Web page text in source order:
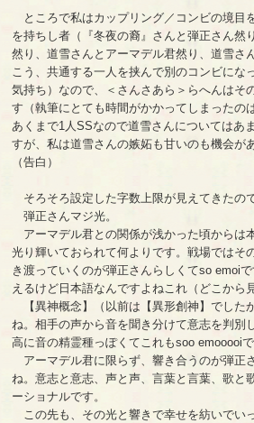
ところで私はカップリング／コンビの境目
を持ちし者（『冬夜の裔』さんと弾正さん然
然り、道雪さんとアーマデル君然り、道雪さ
こう、共通する一人を挟んで別のコンビにな
気持ち）なので、＜さんさあら＞らへんはそ
す（執筆にとても時間がかかってしまったの
あくまで1人SSなので道雪さんについてはあ
すが、私は道雪さんの嫉妬も甘いのも機会が
（告白）
そろそろ設定した字数上限が見えてきたの
弾正さんマジ光。
アーマデル君との関係が浅かった頃からは
光り輝いておられて何よりです。戦場ではそ
き渡っていくのが弾正さんらしくてso emoi
えるけど日本語なんですよねこれ（どこから
【異神概念】（以前は【異形創神】でした
ね。相手の声から音を聞き分けて意志を判別
高に音の精霊種っぽくてこれもsoo emooooiで
アーマデル君に限らず、響き合うのが弾正
ね。意志と意志、声と声、言葉と言葉、歌と
ーショナルです。
この先も、その光と響きで幸せを紡いでい